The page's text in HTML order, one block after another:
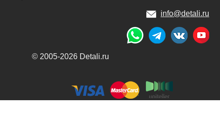
info@detali.ru
© 2005-2026 Detali.ru